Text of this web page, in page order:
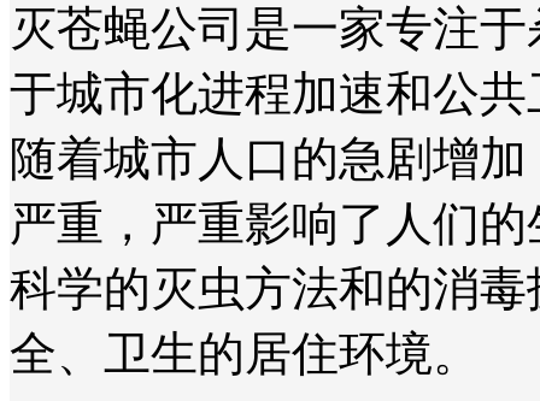
灭苍蝇公司是一家专注
于城市化进程加速和公
随着城市人口的急剧增
严重，严重影响了人们
科学的灭虫方法和的消
全、卫生的居住环境。